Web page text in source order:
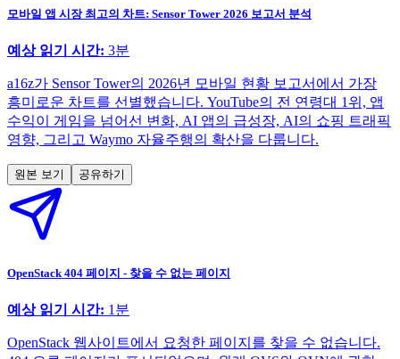
모바일 앱 시장 최고의 차트: Sensor Tower 2026 보고서 분석
예상 읽기 시간: 3분
a16z가 Sensor Tower의 2026년 모바일 현황 보고서에서 가장
흥미로운 차트를 선별했습니다. YouTube의 전 연령대 1위, 앱
수익이 게임을 넘어선 변화, AI 앱의 급성장, AI의 쇼핑 트래픽
영향, 그리고 Waymo 자율주행의 확산을 다룹니다.
원본 보기 공유하기
OpenStack 404 페이지 - 찾을 수 없는 페이지
예상 읽기 시간: 1 분
OpenStack 웹사이트에서 요청한 페이지를 찾을 수 없습니다.